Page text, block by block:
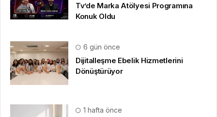
Tv’de Marka Atölyesi Programına
Konuk Oldu
6 gün önce
Dijitalleşme Ebelik Hizmetlerini
Dönüştürüyor
1 hafta önce